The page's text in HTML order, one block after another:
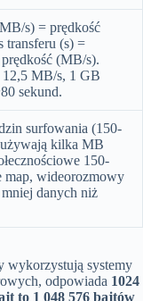
s) = prędkość
transferu (s) =
(MB/s).
12,5 MB/s, 1 GB
sekund.
surfowania (150-
kilka MB
150-
map, wideorozmowy
danych niż
wykorzystują systemy
odpowiada 1024
to 1 048 576 bajtów